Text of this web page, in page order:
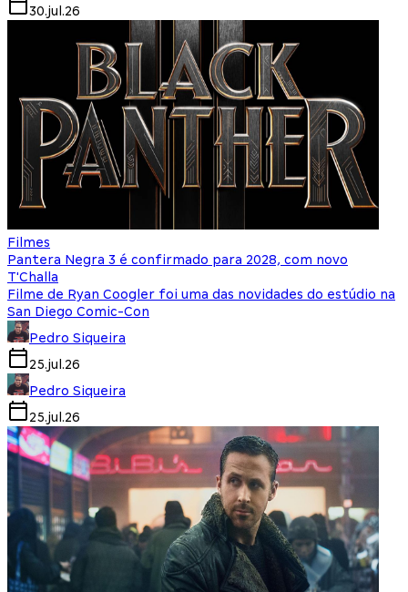
30.jul.26
Filmes
Pantera Negra 3 é confirmado para 2028, com novo
T'Challa
Filme de Ryan Coogler foi uma das novidades do estúdio na
San Diego Comic-Con
Pedro Siqueira
25.jul.26
Pedro Siqueira
25.jul.26